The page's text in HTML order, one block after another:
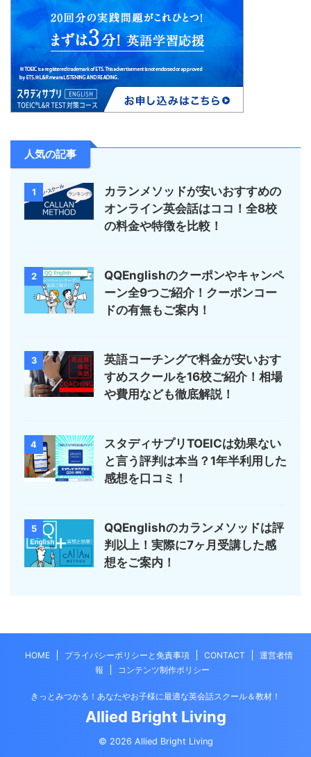
人気の記事
1
カランメソッドが安いおすすめの
オンライン英会話はココ！全8校
の料金や特徴を比較！
2
QQEnglishのクーポンやキャンペ
ーン全9つご紹介！クーポンコー
ドの有無もご案内！
3
英語コーチングで料金が安いおす
すめスクールを16校ご紹介！相場
や費用なども徹底解説！
4
スタディサプリTOEICは効果ない
と言う評判は本当？1年半利用した
感想を口コミ！
5
QQEnglishのカランメソッドは評
判以上！実際に7ヶ月受講した感
想をご案内！
HOME プライバシーポリシーと免責事項 CONTACT
運営者情
報
コンテンツ制作ポリシー
きっとみつかる！あなたやお子様に最適な英会話スクール＆教材！
Allied Bright Living
© 2026 Allied Bright Living